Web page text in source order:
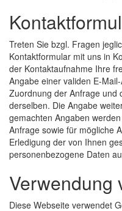
Treten Sie bzgl. Fragen
Kontaktformular mit uns in
der Kontaktaufnahme Ihre
Angabe einer validen E-
Zuordnung der Anfrage und
derselben. Die Angabe
gemachten Angaben
Anfrage sowie für mögliche
Erledigung der von Ihnen
personenbezogene Daten
Verwendung
Diese Webseite verwendet